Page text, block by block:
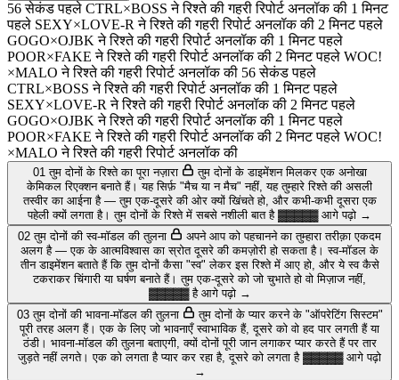
56 सेकंड पहले CTRL×BOSS ने रिश्ते की गहरी रिपोर्ट अनलॉक की 1 मिनट
पहले SEXY×LOVE-R ने रिश्ते की गहरी रिपोर्ट अनलॉक की 2 मिनट पहले
GOGO×OJBK ने रिश्ते की गहरी रिपोर्ट अनलॉक की 1 मिनट पहले
POOR×FAKE ने रिश्ते की गहरी रिपोर्ट अनलॉक की 2 मिनट पहले WOC!
×MALO ने रिश्ते की गहरी रिपोर्ट अनलॉक की 56 सेकंड पहले
CTRL×BOSS ने रिश्ते की गहरी रिपोर्ट अनलॉक की 1 मिनट पहले
SEXY×LOVE-R ने रिश्ते की गहरी रिपोर्ट अनलॉक की 2 मिनट पहले
GOGO×OJBK ने रिश्ते की गहरी रिपोर्ट अनलॉक की 1 मिनट पहले
POOR×FAKE ने रिश्ते की गहरी रिपोर्ट अनलॉक की 2 मिनट पहले WOC!
×MALO ने रिश्ते की गहरी रिपोर्ट अनलॉक की
01 तुम दोनों के रिश्ते का पूरा नज़ारा
तुम दोनों के डाइमेंशन मिलकर एक अनोखा
केमिकल रिएक्शन बनाते हैं। यह सिर्फ़ "मैच या न मैच" नहीं, यह तुम्हारे रिश्ते की असली
तस्वीर का आईना है — तुम एक-दूसरे की ओर क्यों खिंचते हो, और कभी-कभी दूसरा एक
पहेली क्यों लगता है। तुम दोनों के रिश्ते में सबसे नशीली बात है ▓▓▓▓▓ आगे पढ़ो →
02 तुम दोनों की स्व-मॉडल की तुलना
अपने आप को पहचानने का तुम्हारा तरीक़ा एकदम
अलग है — एक के आत्मविश्वास का स्रोत दूसरे की कमज़ोरी हो सकता है। स्व-मॉडल के
तीन डाइमेंशन बताते हैं कि तुम दोनों कैसा "स्व" लेकर इस रिश्ते में आए हो, और ये स्व कैसे
टकराकर चिंगारी या घर्षण बनाते हैं। तुम एक-दूसरे को जो चुभाते हो वो मिज़ाज नहीं,
▓▓▓▓▓ है आगे पढ़ो →
03 तुम दोनों की भावना-मॉडल की तुलना
तुम दोनों के प्यार करने के "ऑपरेटिंग सिस्टम"
पूरी तरह अलग हैं। एक के लिए जो भावनाएँ स्वाभाविक हैं, दूसरे को वो हद पार लगती हैं या
ठंडी। भावना-मॉडल की तुलना बताएगी, क्यों दोनों पूरी जान लगाकर प्यार करते हैं पर तार
जुड़ते नहीं लगते। एक को लगता है प्यार कर रहा है, दूसरे को लगता है ▓▓▓▓▓ आगे पढ़ो
→